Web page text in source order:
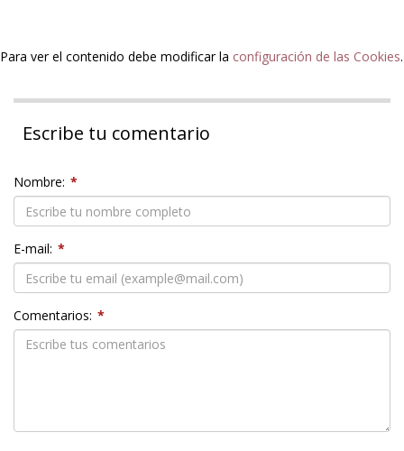
Para ver el contenido debe modificar la configuración de las Cookies.
Escribe tu comentario
Nombre: *
E-mail: *
Comentarios: *